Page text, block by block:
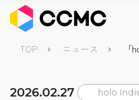
TOP ニュース
2026.02.27 holo